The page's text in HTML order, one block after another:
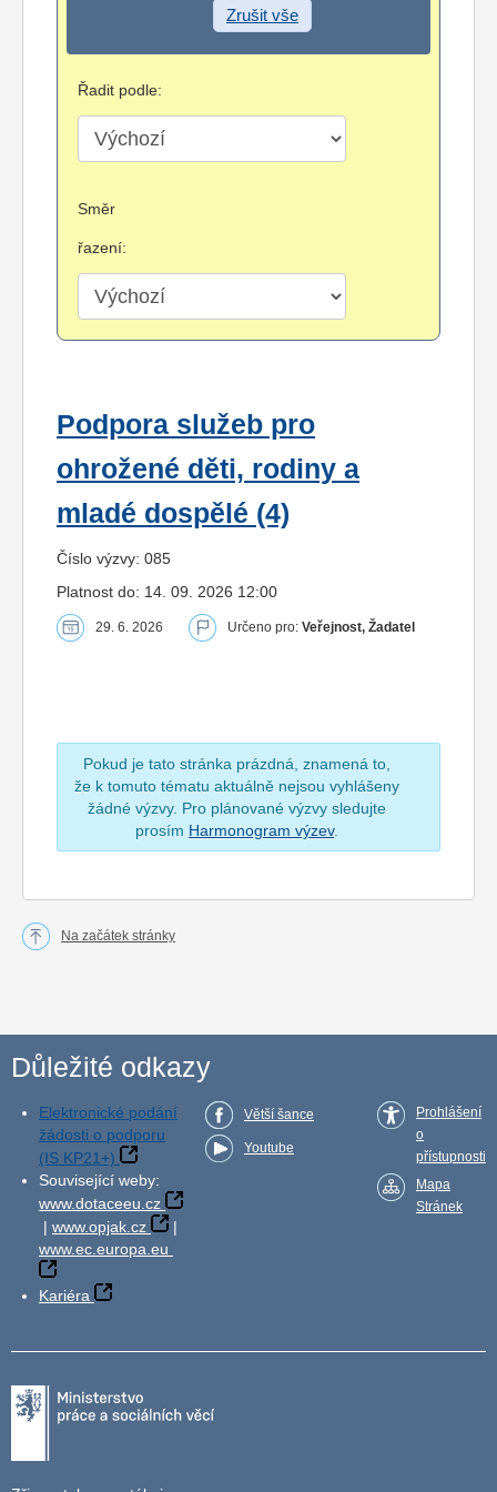
Zrušit vše
Řadit podle:
Směr
řazení:
Podpora služeb pro
ohrožené děti, rodiny a
mladé dospělé (4)
Číslo výzvy: 085
Platnost do: 14. 09. 2026 12:00
29. 6. 2026 Určeno pro: Veřejnost, Žadatel
Pokud je tato stránka prázdná, znamená to,
že k tomuto tématu aktuálně nejsou vyhlášeny
žádné výzvy. Pro plánované výzvy sledujte
prosím Harmonogram výzev.
Na začátek stránky
Důležité odkazy
Elektronické podání
žádosti o podporu
(IS KP21+)
Související weby:
www.dotaceeu.cz
| www.opjak.cz
|
www.ec.europa.eu
Kariéra
Větší šance
Youtube
Prohlášení
o
přístupnosti
Mapa
Stránek